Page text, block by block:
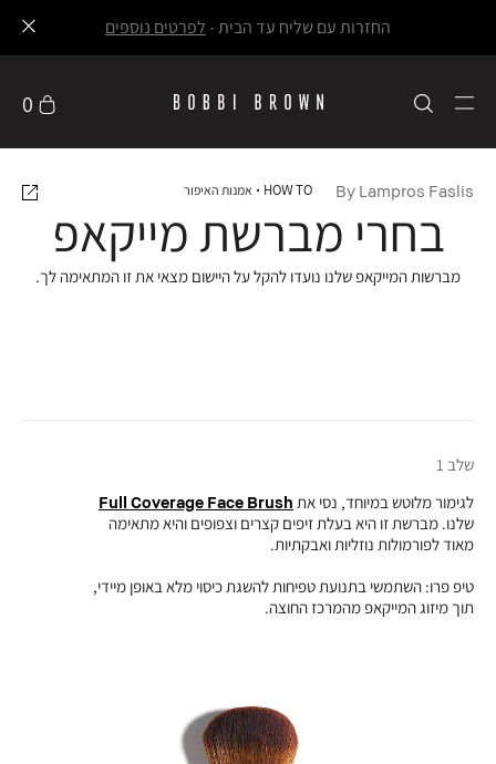
החזרות עם שליח עד הבית - לפרטים נוספים
0
HOW TO אמנות האיפור
בחרי מברשת מייקאפ
מברשות המייקאפ שלנו נועדו להקל על היישום מצאי את זו המתאימה לך.
By Lampros Faslis
שלב 1
לגימור מלוטש במיוחד, נסי את Full Coverage Face Brush
שלנו. מברשת זו היא בעלת זיפים קצרים וצפופים והיא מתאימה
מאוד לפורמולות נוזליות ואבקתיות.
טיפ פרו: השתמשי בתנועת טפיחות להשגת כיסוי מלא באופן מיידי,
תוך מיזוג המייקאפ מהמרכז החוצה.